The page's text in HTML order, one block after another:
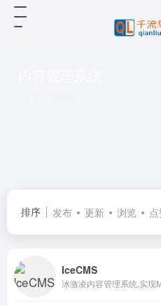
排序 发布 更新 浏览
IceCMS